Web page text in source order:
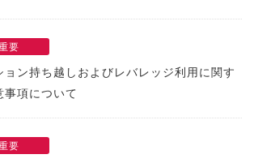
要
ョン持ち越しおよびレバレッジ利用に関す
事項について
要